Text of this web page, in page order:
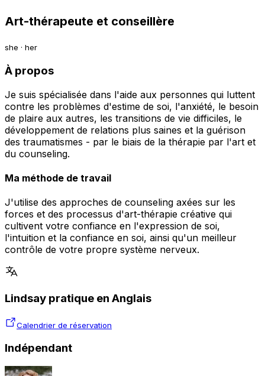
Art-thérapeute et conseillère
she · her
À propos
Je suis spécialisée dans l'aide aux personnes qui luttent
contre les problèmes d'estime de soi, l'anxiété, le besoin
de plaire aux autres, les transitions de vie difficiles, le
développement de relations plus saines et la guérison
des traumatismes - par le biais de la thérapie par l'art et
du counseling.
Ma méthode de travail
J'utilise des approches de counseling axées sur les
forces et des processus d'art-thérapie créative qui
cultivent votre confiance en l'expression de soi,
l'intuition et la confiance en soi, ainsi qu'un meilleur
contrôle de votre propre système nerveux.
Lindsay pratique en Anglais
Calendrier de réservation
Indépendant